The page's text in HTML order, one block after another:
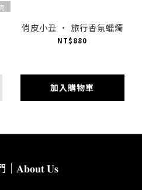
俏皮小丑 · 旅行香氛蠟燭
NT$880
加入購物車
｜𝐀𝐛𝐨𝐮𝐭 𝐔𝐬